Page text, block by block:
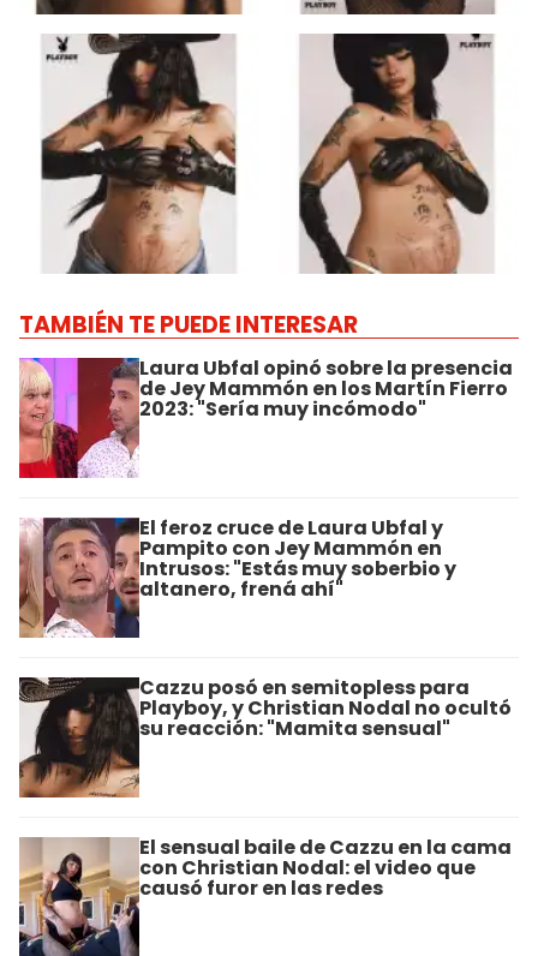
TAMBIÉN TE PUEDE INTERESAR
Laura Ubfal opinó sobre la presencia
de Jey Mammón en los Martín Fierro
2023: "Sería muy incómodo"
El feroz cruce de Laura Ubfal y
Pampito con Jey Mammón en
Intrusos: "Estás muy soberbio y
altanero, frená ahí"
Cazzu posó en semitopless para
Playboy, y Christian Nodal no ocultó
su reacción: "Mamita sensual"
El sensual baile de Cazzu en la cama
con Christian Nodal: el video que
causó furor en las redes